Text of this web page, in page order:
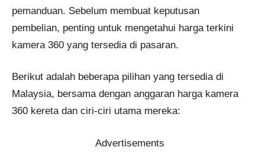
pemanduan. Sebelum membuat keputusan
pembelian, penting untuk mengetahui harga terkini
kamera 360 yang tersedia di pasaran.
Berikut adalah beberapa pilihan yang tersedia di
Malaysia, bersama dengan anggaran harga kamera
360 kereta dan ciri-ciri utama mereka:
Advertisements